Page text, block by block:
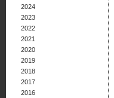
2024
2023
2022
2021
2020
2019
2018
2017
2016